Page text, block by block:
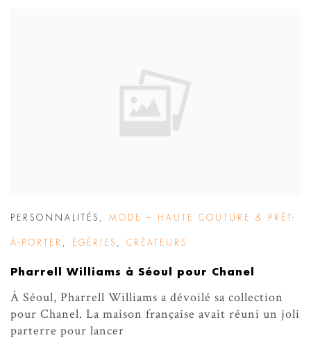
PERSONNALITÉS MODE – HAUTE COUTURE & PRÊT-
À-PORTER ÉGÉRIES CRÉATEURS
Pharrell Williams à Séoul pour Chanel
À Séoul, Pharrell Williams a dévoilé sa collection
pour Chanel. La maison française avait réuni un joli
parterre pour lancer